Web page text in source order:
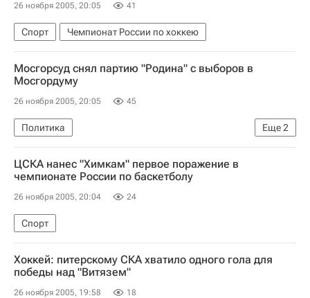
26 ноября 2005, 20:05 41
Спорт Чемпионат России по хоккею
Мосгорсуд снял партию "Родина" с выборов в
Мосгордуму
26 ноября 2005, 20:05 45
Еще2
Политика
Разбирательство вокруг агитационного ролика партии "Родина"
Суд снял партию "Родина" с выборов в Мосгордуму
ЦСКА нанес "Химкам" первое поражение в
чемпионате России по баскетболу
26 ноября 2005, 20:04 24
Спорт
Хоккей: питерскому СКА хватило одного гола для
победы над "Витязем"
26 ноября 2005, 19:58 18